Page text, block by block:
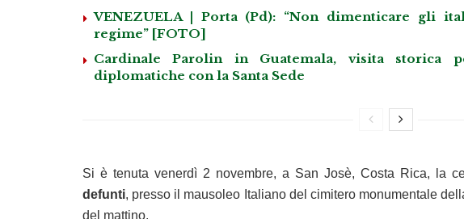
VENEZUELA | Porta (Pd): “Non dimenticare gli
regime” [FOTO]
Cardinale Parolin in Guatemala, visita
diplomatiche con la Santa Sede
Si è tenuta venerdì 2 novembre, a San Josè, Costa Rica, la
defunti, presso il mausoleo Italiano del cimitero monumentale
del mattino.